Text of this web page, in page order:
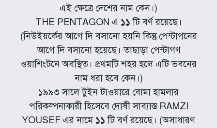
এই ক্ষেত্রে দেশের নাম কেন।)
THE PENTAGON এ ১১ টি বর্ণ রয়েছে।
(নিউইয়র্কের আগে দি বসানো হয়নি কিন্তু পেন্টাগনের
আগে দি বসানো হয়েছে। তাছাড়া পেন্টাগণ
ওয়াশিংটনে অবস্থিত। প্রথমটি শহর হলে এটি ভবনের
নাম ধরা হবে কেন।)
১৯৯৩ সালে টুইন টাওয়ারে বোমা হামলার
পরিকল্পনাকারী হিসেবে দোষী সাব্যাস্ত RAMZI
YOUSEF এর নামে ১১ টি বর্ণ রয়েছে। (অসাধারণ